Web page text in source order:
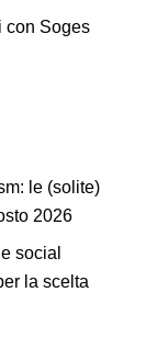
con Soges
le (solite)
2026
social
la scelta